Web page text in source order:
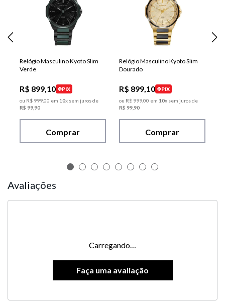
Relógio Masculino Kyoto Slim
Verde
R$ 899,10
PIX
ou R$ 99900 em 10x sem juros de
R$ 99 90
Comprar
Relógio Masculino Kyoto Slim
Dourado
R$ 899,10
PIX
ou R$ 99900 em 10x sem juros de
R$ 99 90
Comprar
Avaliações
Carregando…